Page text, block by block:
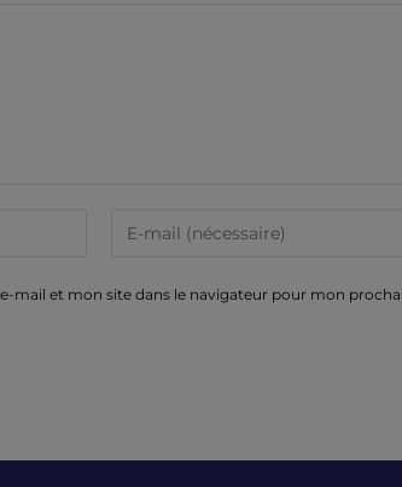
mail et mon site dans le navigateur pour mon